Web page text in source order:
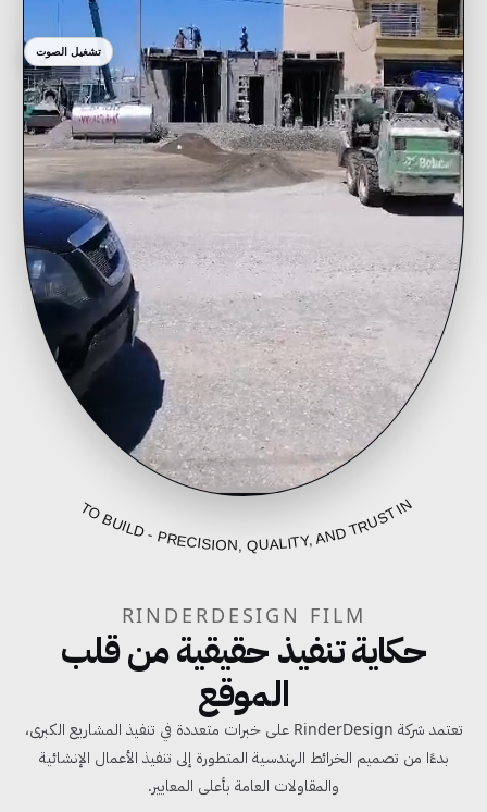
RINDERDESIGN FILM
حكاية تنفيذ حقيقية من قلب
الموقع
تعتمد شركة RinderDesign على خبرات متعددة في تنفيذ المشاريع الكبرى،
بدءًا من تصميم الخرائط الهندسية المتطورة إلى تنفيذ الأعمال الإنشائية
والمقاولات العامة بأعلى المعايير.
تشغيل الصوت
FROM BLUEPRINT TO BUILD - PRECISION, QUALITY, AND TRUST IN EVERY PROJECT